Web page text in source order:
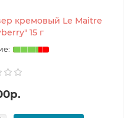
кремовый Le Maitre
15 г